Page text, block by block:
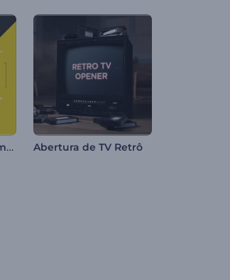
Pacote de Títulos em Movimento Abertura de TV Retrô